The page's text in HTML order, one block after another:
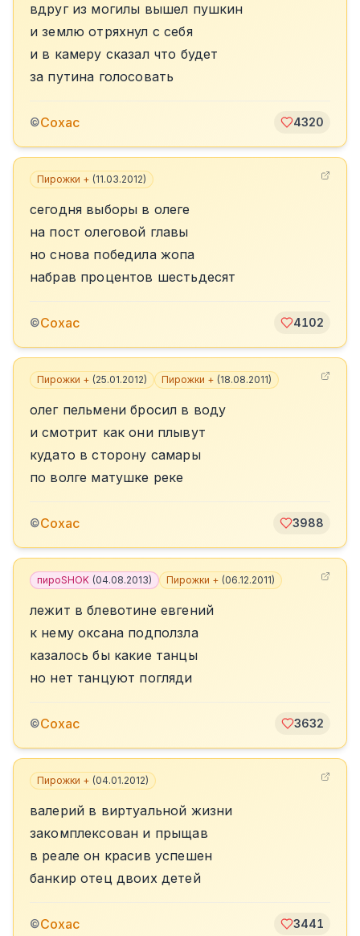
вдруг из могилы вышел пушкин
и землю отряхнул с себя
и в камеру сказал что будет
за путина голосовать
©Сохас 4320
Пирожки + (11.03.2012)
сегодня выборы в олеге
на пост олеговой главы
но снова победила жопа
набрав процентов шестьдесят
©Сохас 4102
Пирожки + (25.01.2012) Пирожки + (18.08.2011)
олег пельмени бросил в воду
и смотрит как они плывут
кудато в сторону самары
по волге матушке реке
©Сохас 3988
пироSHOK (04.08.2013) Пирожки + (06.12.2011)
лежит в блевотине евгений
к нему оксана подползла
казалось бы какие танцы
но нет танцуют погляди
©Сохас 3632
Пирожки + (04.01.2012)
валерий в виртуальной жизни
закомплексован и прыщав
в реале он красив успешен
банкир отец двоих детей
©Сохас 3441